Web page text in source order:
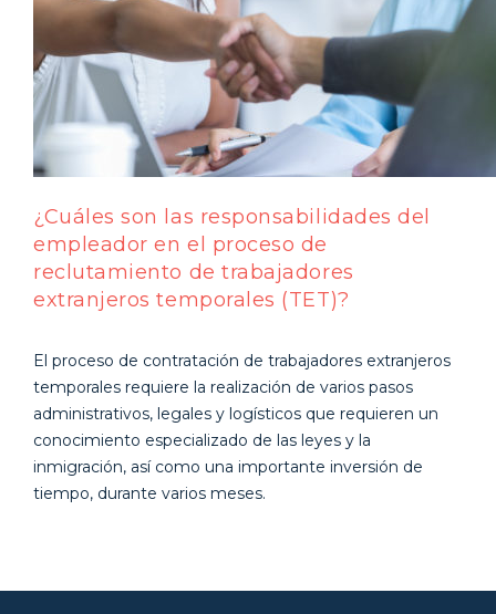
¿Cuáles son las responsabilidades del
empleador en el proceso de
reclutamiento de trabajadores
extranjeros temporales (TET)?
El proceso de contratación de trabajadores extranjeros
temporales requiere la realización de varios pasos
administrativos, legales y logísticos que requieren un
conocimiento especializado de las leyes y la
inmigración, así como una importante inversión de
tiempo, durante varios meses.